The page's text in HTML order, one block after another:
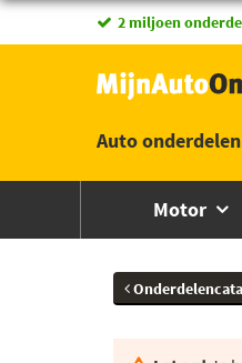
vandaag besteld,
2 miljoen
Auto onderdelen
Motor